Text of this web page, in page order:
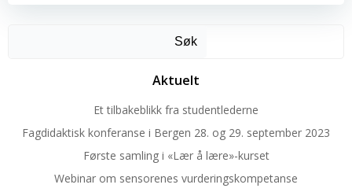
Søk
Aktuelt
Et tilbakeblikk fra studentlederne
Fagdidaktisk konferanse i Bergen 28. og 29. september 2023
Første samling i «Lær å lære»-kurset
Webinar om sensorenes vurderingskompetanse